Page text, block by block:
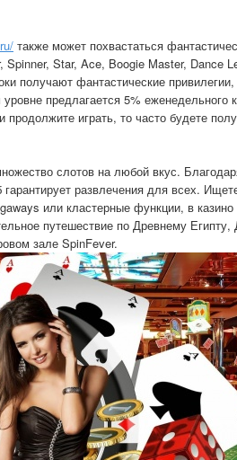
также может похвастаться
Star, Ace, Boogie Master, Dance
получают фантастические
предлагается 5%
играть, то часто будете
слотов на любой вкус.
развлечения для всех.
или кластерные функции, в казино
путешествие по Древнему
зале SpinFever.